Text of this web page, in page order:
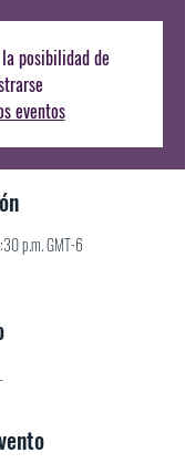
posibilidad de
eventos
p.m. GMT-6